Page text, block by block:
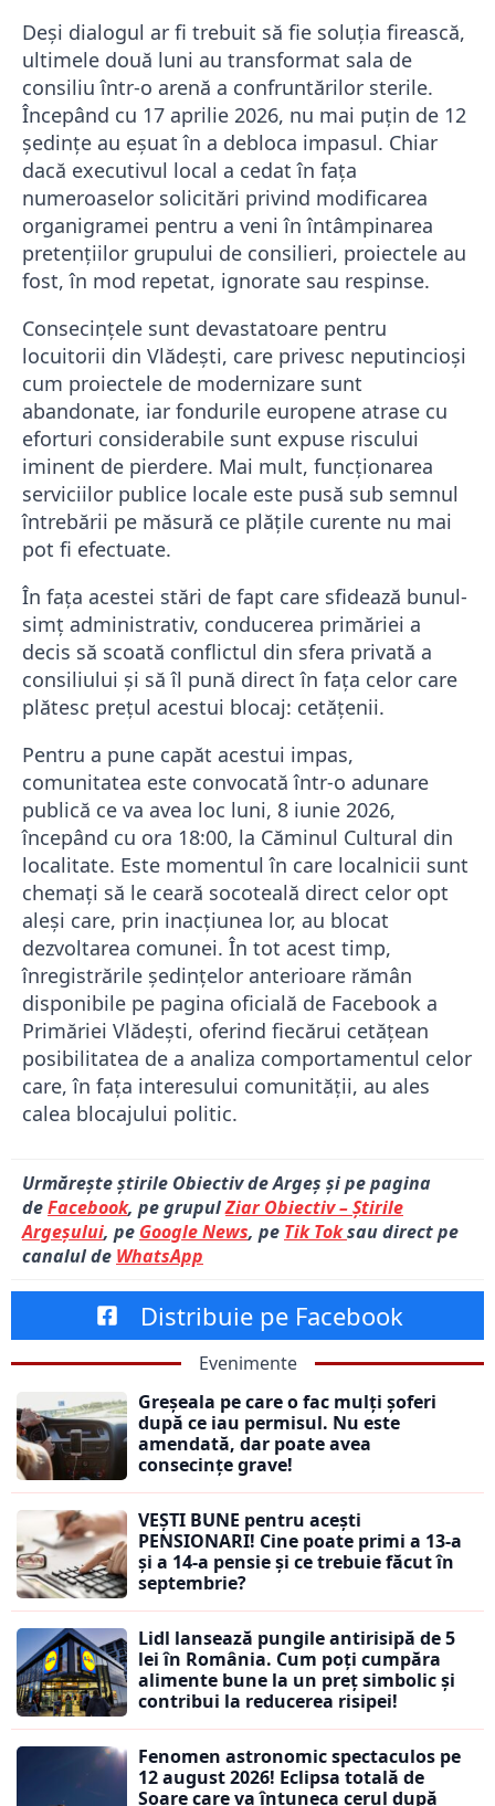
​Deși dialogul ar fi trebuit să fie soluția firească,
ultimele două luni au transformat sala de
consiliu într-o arenă a confruntărilor sterile.
Începând cu 17 aprilie 2026, nu mai puțin de 12
ședințe au eșuat în a debloca impasul. Chiar
dacă executivul local a cedat în fața
numeroaselor solicitări privind modificarea
organigramei pentru a veni în întâmpinarea
pretențiilor grupului de consilieri, proiectele au
fost, în mod repetat, ignorate sau respinse.
​Consecințele sunt devastatoare pentru
locuitorii din Vlădești, care privesc neputincioși
cum proiectele de modernizare sunt
abandonate, iar fondurile europene atrase cu
eforturi considerabile sunt expuse riscului
iminent de pierdere. Mai mult, funcționarea
serviciilor publice locale este pusă sub semnul
întrebării pe măsură ce plățile curente nu mai
pot fi efectuate.
​În fața acestei stări de fapt care sfidează bunul-
simț administrativ, conducerea primăriei a
decis să scoată conflictul din sfera privată a
consiliului și să îl pună direct în fața celor care
plătesc prețul acestui blocaj: cetățenii.
​Pentru a pune capăt acestui impas,
comunitatea este convocată într-o adunare
publică ce va avea loc luni, 8 iunie 2026,
începând cu ora 18:00, la Căminul Cultural din
localitate. Este momentul în care localnicii sunt
chemați să le ceară socoteală direct celor opt
aleși care, prin inacțiunea lor, au blocat
dezvoltarea comunei. În tot acest timp,
înregistrările ședințelor anterioare rămân
disponibile pe pagina oficială de Facebook a
Primăriei Vlădești, oferind fiecărui cetățean
posibilitatea de a analiza comportamentul celor
care, în fața interesului comunității, au ales
calea blocajului politic.
Urmărește știrile Obiectiv de Argeș și pe pagina
deFacebook, pe grupulZiar Obiectiv – Știrile
Argeșului, pe Google News, pe Tik Toksau direct pe
canalul de WhatsApp
Distribuie pe Facebook
Evenimente
Greșeala pe care o fac mulți șoferi
după ce iau permisul. Nu este
amendată, dar poate avea
consecințe grave!
VEȘTI BUNE pentru acești
PENSIONARI! Cine poate primi a 13-a
și a 14-a pensie și ce trebuie făcut în
septembrie?
Lidl lansează pungile antirisipă de 5
lei în România. Cum poți cumpăra
alimente bune la un preț simbolic și
contribui la reducerea risipei!
Fenomen astronomic spectaculos pe
12 august 2026! Eclipsa totală de
Soare care va întuneca cerul după